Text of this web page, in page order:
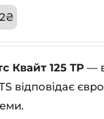
₴
Квайт 125 ТР —
відповідає